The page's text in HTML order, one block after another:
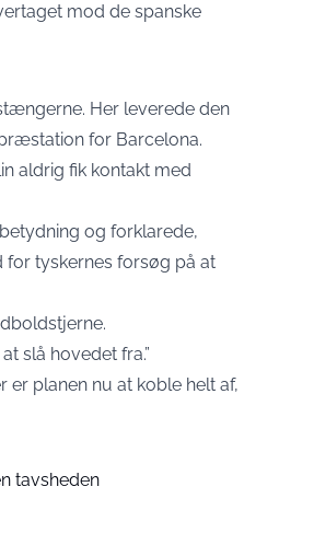
mod de spanske
Her leverede den
for Barcelona.
aldrig fik kontakt med
og forklarede,
for tyskernes forsøg på at
slå hovedet fra.”
planen nu at koble helt af,
tavsheden